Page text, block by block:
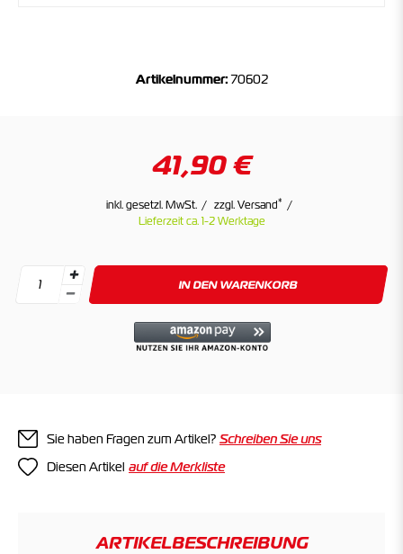
Artikelnummer:70602
41,90 €
inkl. gesetzl. MwSt. zzgl. Versand*
Lieferzeit ca. 1-2 Werktage
IN DEN WARENKORB
Sie haben Fragen zum Artikel? Schreiben Sie uns
Diesen Artikel
ARTIKELBESCHREIBUNG